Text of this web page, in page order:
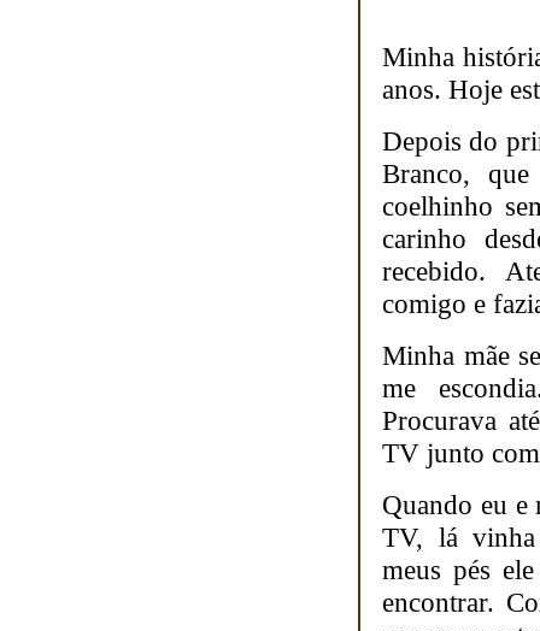
Minha
anos. Hoje
Depois do
Branco,
coelhinho
carinho
recebido.
comigo e
Minha mãe
me
Procurava
TV junto
Quando eu e
TV, lá vinha
meus pés
encontrar.